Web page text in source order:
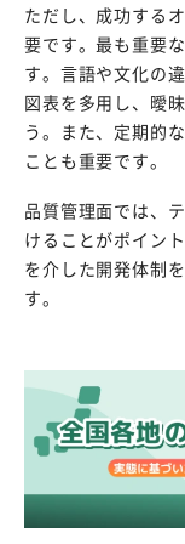
ただし、成功する
要です。最も重要
す。言語や文化の
図表を多用し、曖
う。また、定期的
ことも重要です。
品質管理面では、
けることがポイン
を介した開発体制
す。